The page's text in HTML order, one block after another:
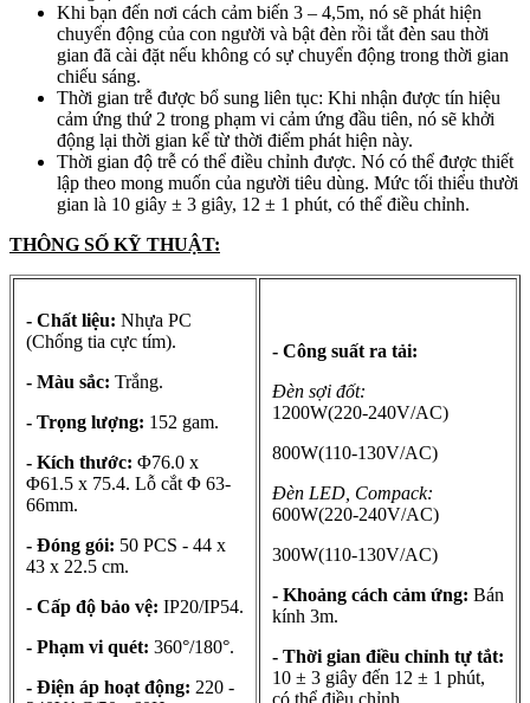
Khi bạn đến nơi cách cảm biến 3 – 4,5m, nó sẽ phát hiện
chuyển động của con người và bật đèn rồi tắt đèn sau thời
gian đã cài đặt nếu không có sự chuyển động trong thời gian
chiếu sáng.
Thời gian trễ được bổ sung liên tục: Khi nhận được tín hiệu
cảm ứng thứ 2 trong phạm vi cảm ứng đầu tiên, nó sẽ khởi
động lại thời gian kể từ thời điểm phát hiện này.
Thời gian độ trễ có thể điều chỉnh được. Nó có thể được thiết
lập theo mong muốn của người tiêu dùng. Mức tối thiểu thười
gian là 10 giây ± 3 giây, 12 ± 1 phút, có thể điều chỉnh.
THÔNG SỐ KỸ THUẬT:
- Chất liệu: Nhựa PC
(Chống tia cực tím).
- Màu sắc: Trắng.
- Trọng lượng: 152 gam.
- Kích thước: Φ76.0 x
Φ61.5 x 75.4. Lỗ cắt Φ 63-
66mm.
- Đóng gói: 50 PCS - 44 x
43 x 22.5 cm.
- Cấp độ bảo vệ: IP20/IP54.
- Phạm vi quét: 360°/180°.
- Điện áp hoạt động: 220 -
- Công suất ra tải:
Đèn sợi đốt:
1200W(220-240V/AC)
800W(110-130V/AC)
Đèn LED, Compack:
600W(220-240V/AC)
300W(110-130V/AC)
- Khoảng cách cảm ứng: Bán
kính 3m.
- Thời gian điều chỉnh tự tắt:
10 ± 3 giây đến 12 ± 1 phút,
có thể điều chỉnh.